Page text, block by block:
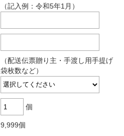
（記入例：令和5年1月）
（配送伝票贈り主・手渡し用手提げ
袋枚数など）
個
9,999個